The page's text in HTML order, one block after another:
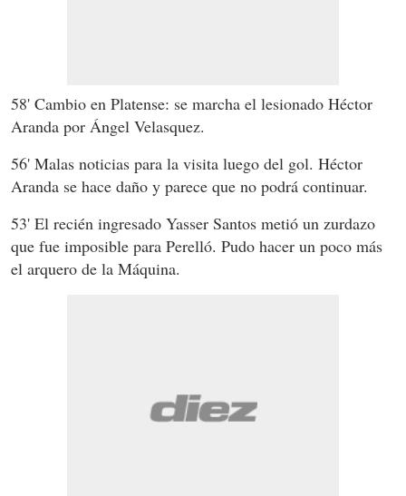
58' Cambio en Platense: se marcha el lesionado Héctor
Aranda por Ángel Velasquez.
56' Malas noticias para la visita luego del gol. Héctor
Aranda se hace daño y parece que no podrá continuar.
53' El recién ingresado Yasser Santos metió un zurdazo
que fue imposible para Perelló. Pudo hacer un poco más
el arquero de la Máquina.